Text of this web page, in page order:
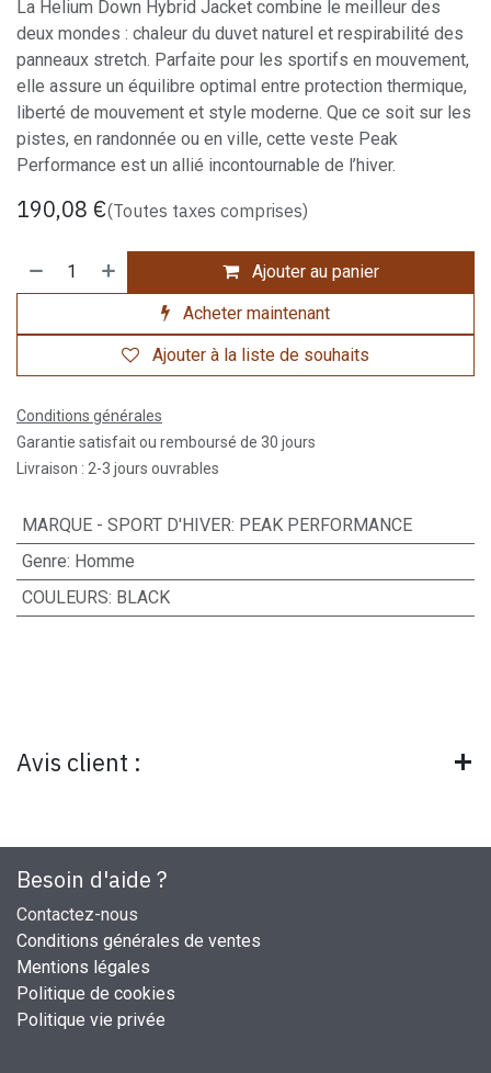
La Helium Down Hybrid Jacket combine le meilleur des
deux mondes : chaleur du duvet naturel et respirabilité des
panneaux stretch. Parfaite pour les sportifs en mouvement,
elle assure un équilibre optimal entre protection thermique,
liberté de mouvement et style moderne. Que ce soit sur les
pistes, en randonnée ou en ville, cette veste Peak
Performance est un allié incontournable de l’hiver.
190,08 €(Toutes taxes comprises)
Ajouter au panier
Acheter maintenant
Ajouter à la liste de souhaits
Conditions générales
Garantie satisfait ou remboursé de 30 jours
Livraison : 2-3 jours ouvrables
MARQUE - SPORT D'HIVER: PEAK PERFORMANCE
Genre: Homme
COULEURS: BLACK
Avis client :
Besoin d'aide ?
Contactez-nous
Conditions générales de ventes
Mentions légales
Politique de cookies
Politique vie privée